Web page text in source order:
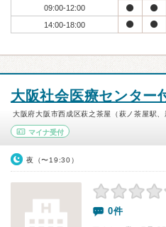
09:00-12:00
14:00-18:00
大阪社会医療センター
大阪府大阪市西成区萩之茶屋（萩ノ茶屋駅
マイナ受付
夜（〜19:30）
0件